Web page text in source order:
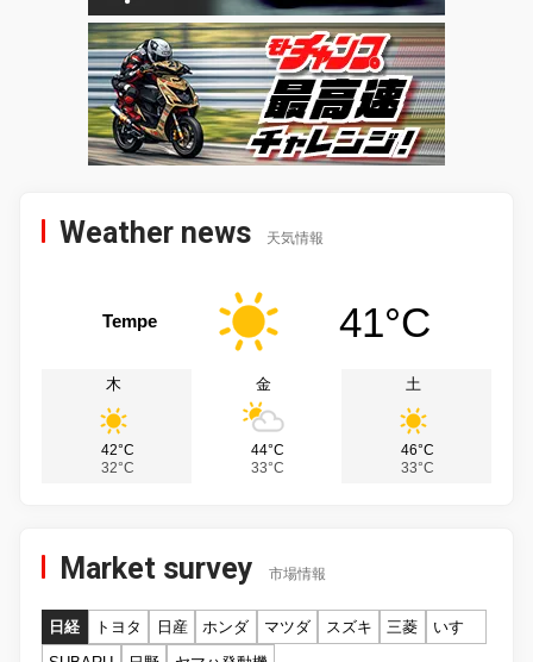
Weather news 天気情報
Tempe 41°C
木
42°C
32°C
金
44°C
33°C
土
46°C
33°C
Market survey 市場情報
日経 トヨタ 日産 ホンダ マツダ スズキ 三菱
いすゞ